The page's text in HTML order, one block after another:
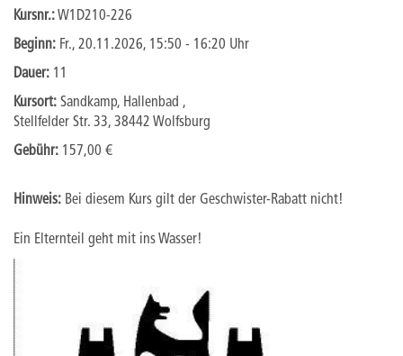
Kursnr.:W1D210-226
Beginn: Fr., 20.11.2026, 15:50 - 16:20 Uhr
Dauer: 11
Kursort: Sandkamp, Hallenbad ,
Stellfelder Str. 33, 38442 Wolfsburg
Gebühr: 157,00 €
Hinweis: Bei diesem Kurs gilt der Geschwister-Rabatt nicht!
Ein Elternteil geht mit ins Wasser!